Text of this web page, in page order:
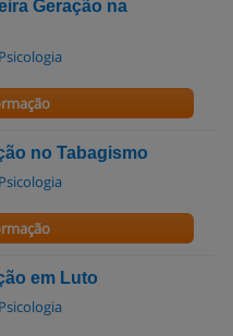
Geração na
no Tabagismo
em Luto